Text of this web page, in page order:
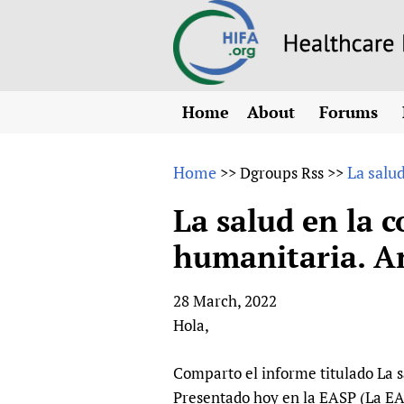
Home
About
Why HIFA is needed
Vision and Strategy
HIFA, Universal
Human Rights
Achievements
HIFA Voices database
HIFA & global health
Forums
All)
CHIFA
HIFA-
Home >>Dgroups Rss >>La
La salud en la
humanitaria.
28 March, 2022
Hola,
Comparto el informe titulado La
Presentado hoy en la EASP (La